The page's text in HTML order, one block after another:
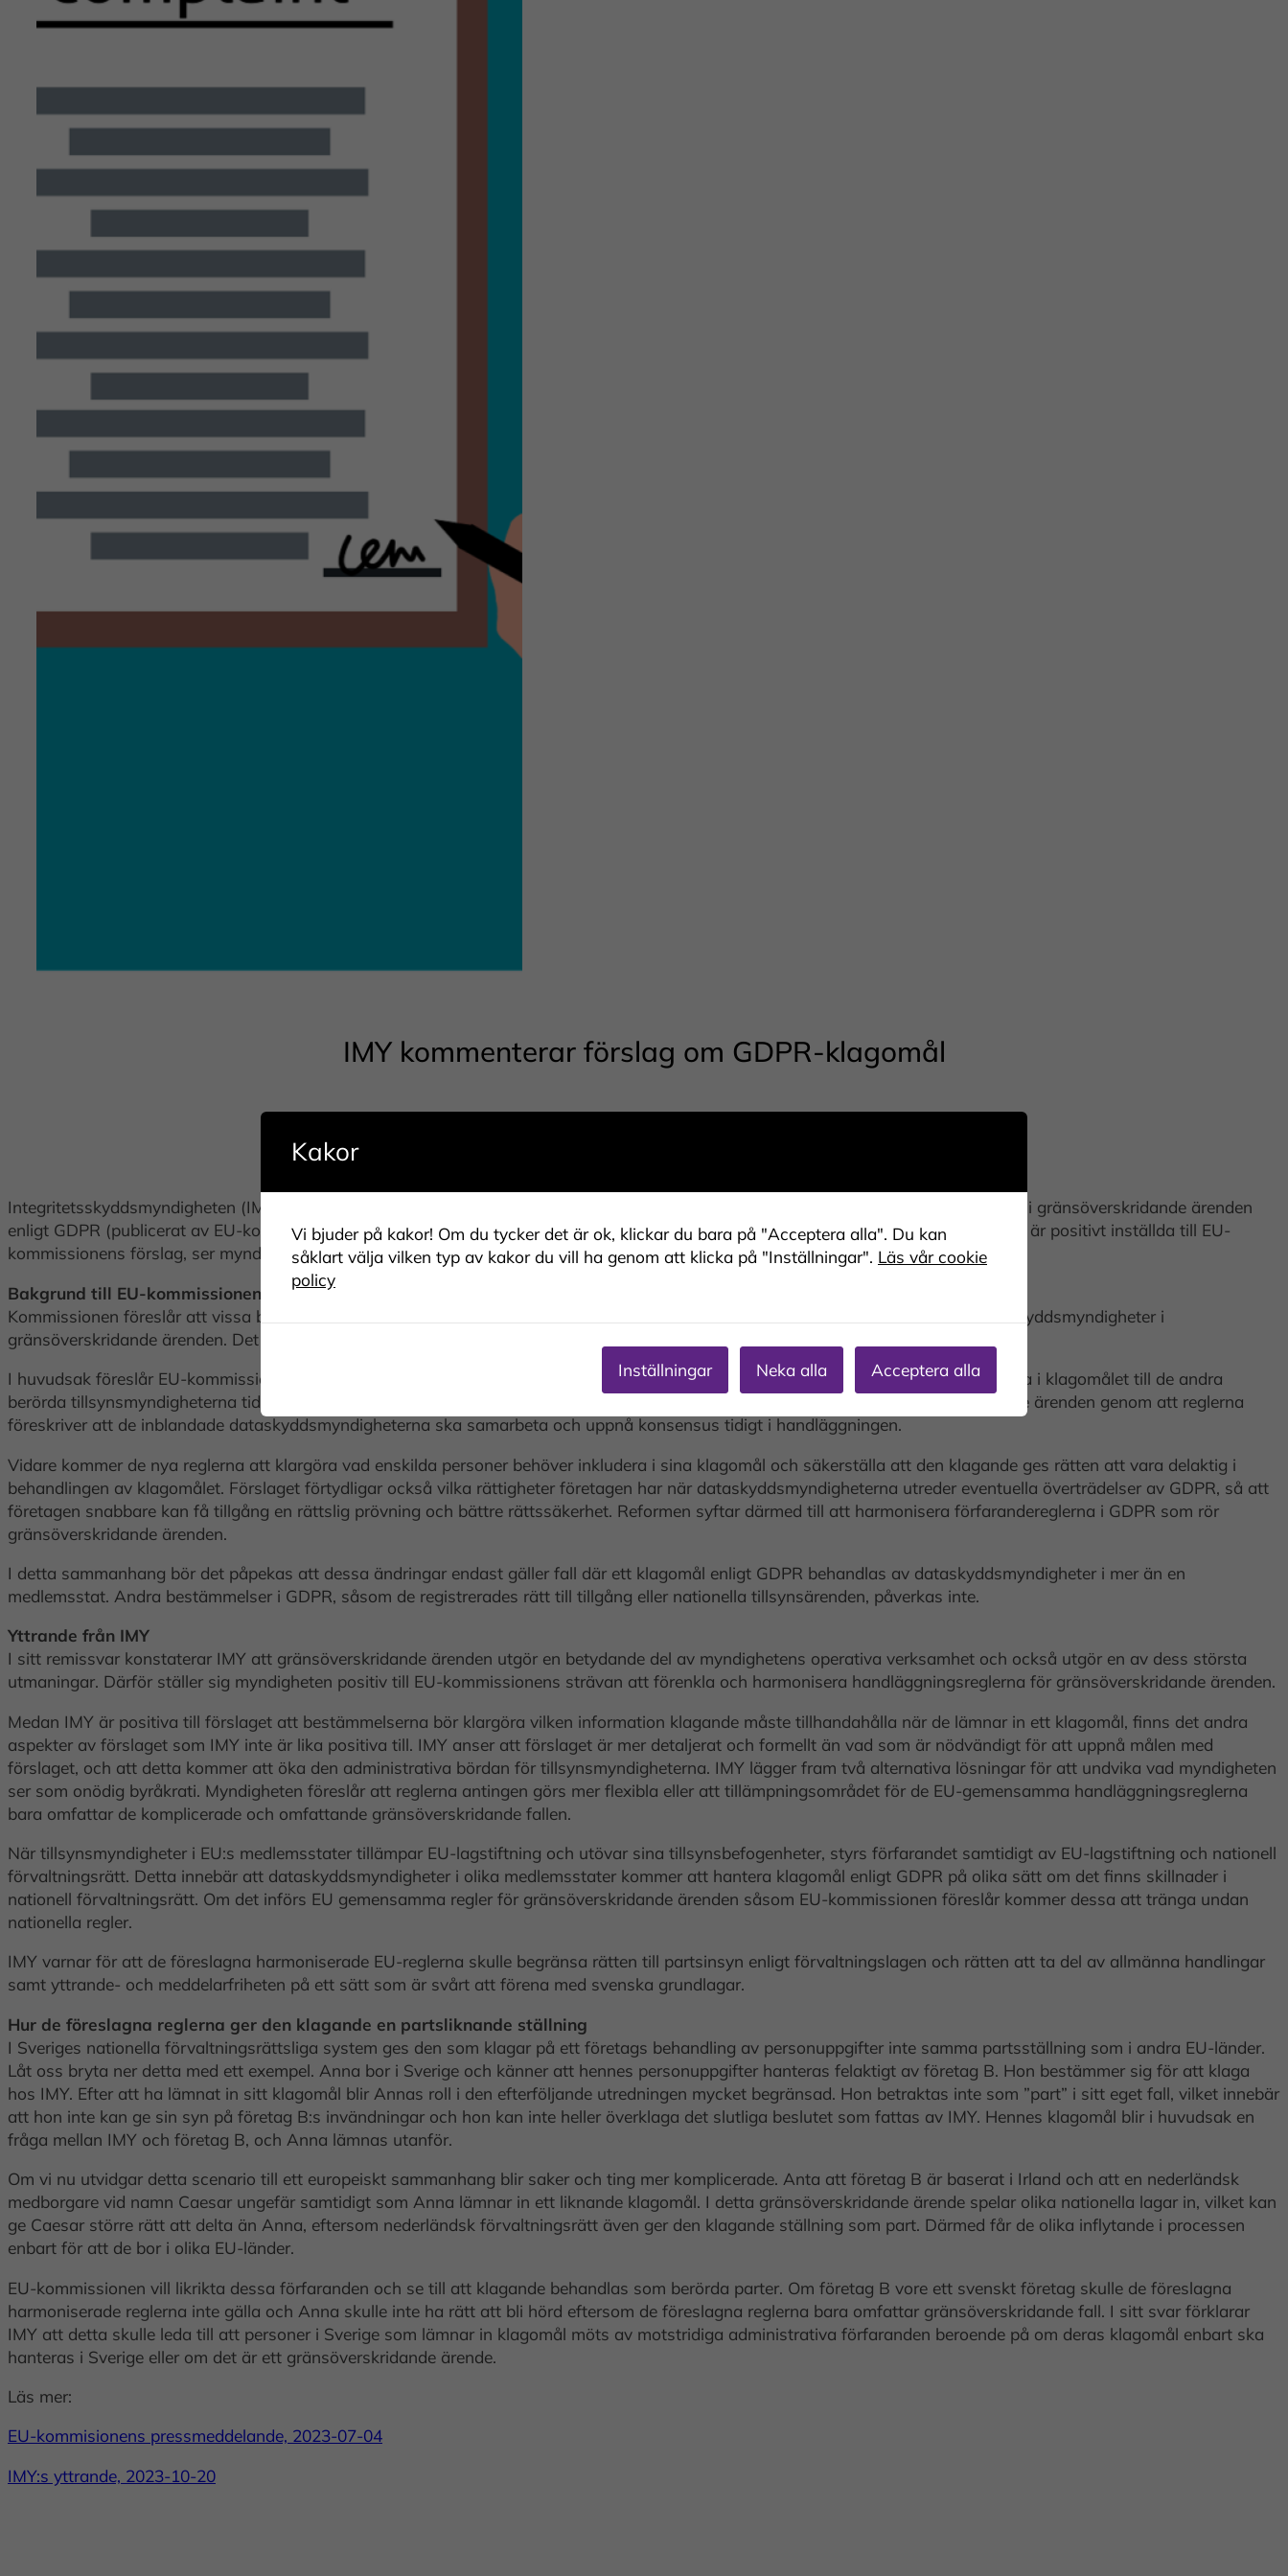
IMY kommenterar förslag om GDPR-klagomål
Integritetsskyddsmyndigheten (IMY) har yttrat sig över EU-kommissionens förslag till förordning med kompletterande förfaranderegler i gränsöverskridande ärenden
enligt GDPR (publicerat av EU-kommissionen i juli 2023). IMY:s remissvar publicerades den 20 oktober 2023. Även om IMY i allmänhet är positivt inställda till EU-
kommissionens förslag, ser myndigheten vissa problem.
Bakgrund till EU-kommissionens förslag
Kommissionen föreslår att vissa bestämmelser i GDPR ska omarbetas. Det gäller reglerna för hur ett klagomål ska hanteras av dataskyddsmyndigheter i
gränsöverskridande ärenden. Det vill säga när ett tillsynsärende hanteras av dataskyddsmyndigheter i mer än ett EU-land.
I huvudsak föreslår EU-kommissionen att den ansvariga tillsynsmyndigheten ska skicka en sammanfattning av de viktigaste punkterna i klagomålet till de andra
berörda tillsynsmyndigheterna tidigt i processen. De nya bestämmelserna syftar till att effektivisera hanteringen av gränsöverskridande ärenden genom att reglerna
föreskriver att de inblandade dataskyddsmyndigheterna ska samarbeta och uppnå konsensus tidigt i handläggningen.
Vidare kommer de nya reglerna att klargöra vad enskilda personer behöver inkludera i sina klagomål och säkerställa att den klagande ges rätten att vara delaktig i
behandlingen av klagomålet. Förslaget förtydligar också vilka rättigheter företagen har när dataskyddsmyndigheterna utreder eventuella överträdelser av GDPR, så att
företagen snabbare kan få tillgång en rättslig prövning och bättre rättssäkerhet. Reformen syftar därmed till att harmonisera förfarandereglerna i GDPR som rör
gränsöverskridande ärenden.
I detta sammanhang bör det påpekas att dessa ändringar endast gäller fall där ett klagomål enligt GDPR behandlas av dataskyddsmyndigheter i mer än en
medlemsstat. Andra bestämmelser i GDPR, såsom de registrerades rätt till tillgång eller nationella tillsynsärenden, påverkas inte.
Yttrande från IMY
I sitt remissvar konstaterar IMY att gränsöverskridande ärenden utgör en betydande del av myndighetens operativa verksamhet och också utgör en av dess största
utmaningar. Därför ställer sig myndigheten positiv till EU-kommissionens strävan att förenkla och harmonisera handläggningsreglerna för gränsöverskridande ärenden.
Medan IMY är positiva till förslaget att bestämmelserna bör klargöra vilken information klagande måste tillhandahålla när de lämnar in ett klagomål, finns det andra
aspekter av förslaget som IMY inte är lika positiva till. IMY anser att förslaget är mer detaljerat och formellt än vad som är nödvändigt för att uppnå målen med
förslaget, och att detta kommer att öka den administrativa bördan för tillsynsmyndigheterna. IMY lägger fram två alternativa lösningar för att undvika vad myndigheten
ser som onödig byråkrati. Myndigheten föreslår att reglerna antingen görs mer flexibla eller att tillämpningsområdet för de EU-gemensamma handläggningsreglerna
bara omfattar de komplicerade och omfattande gränsöverskridande fallen.
När tillsynsmyndigheter i EU:s medlemsstater tillämpar EU-lagstiftning och utövar sina tillsynsbefogenheter, styrs förfarandet samtidigt av EU-lagstiftning och nationell
förvaltningsrätt. Detta innebär att dataskyddsmyndigheter i olika medlemsstater kommer att hantera klagomål enligt GDPR på olika sätt om det finns skillnader i
nationell förvaltningsrätt. Om det införs EU gemensamma regler för gränsöverskridande ärenden såsom EU-kommissionen föreslår kommer dessa att tränga undan
nationella regler.
IMY varnar för att de föreslagna harmoniserade EU-reglerna skulle begränsa rätten till partsinsyn enligt förvaltningslagen och rätten att ta del av allmänna handlingar
samt yttrande- och meddelarfriheten på ett sätt som är svårt att förena med svenska grundlagar.
Hur de föreslagna reglerna ger den klagande en partsliknande ställning
I Sveriges nationella förvaltningsrättsliga system ges den som klagar på ett företags behandling av personuppgifter inte samma partsställning som i andra EU-länder.
Låt oss bryta ner detta med ett exempel. Anna bor i Sverige och känner att hennes personuppgifter hanteras felaktigt av företag B. Hon bestämmer sig för att klaga
hos IMY. Efter att ha lämnat in sitt klagomål blir Annas roll i den efterföljande utredningen mycket begränsad. Hon betraktas inte som ”part” i sitt eget fall, vilket innebär
att hon inte kan ge sin syn på företag B:s invändningar och hon kan inte heller överklaga det slutliga beslutet som fattas av IMY. Hennes klagomål blir i huvudsak en
fråga mellan IMY och företag B, och Anna lämnas utanför.
Om vi nu utvidgar detta scenario till ett europeiskt sammanhang blir saker och ting mer komplicerade. Anta att företag B är baserat i Irland och att en nederländsk
medborgare vid namn Caesar ungefär samtidigt som Anna lämnar in ett liknande klagomål. I detta gränsöverskridande ärende spelar olika nationella lagar in, vilket kan
ge Caesar större rätt att delta än Anna, eftersom nederländsk förvaltningsrätt även ger den klagande ställning som part. Därmed får de olika inflytande i processen
enbart för att de bor i olika EU-länder.
EU-kommissionen vill likrikta dessa förfaranden och se till att klagande behandlas som berörda parter. Om företag B vore ett svenskt företag skulle de föreslagna
harmoniserade reglerna inte gälla och Anna skulle inte ha rätt att bli hörd eftersom de föreslagna reglerna bara omfattar gränsöverskridande fall. I sitt svar förklarar
IMY att detta skulle leda till att personer i Sverige som lämnar in klagomål möts av motstridiga administrativa förfaranden beroende på om deras klagomål enbart ska
hanteras i Sverige eller om det är ett gränsöverskridande ärende.
Läs mer:
EU-kommisionens pressmeddelande, 2023-07-04
IMY:s yttrande, 2023-10-20
Kakor
Vi bjuder på kakor! Om du tycker det är ok, klickar du bara på "Acceptera alla". Du kan
såklart välja vilken typ av kakor du vill ha genom att klicka på "Inställningar". Läs vår cookie
policy
Inställningar Neka alla Acceptera alla